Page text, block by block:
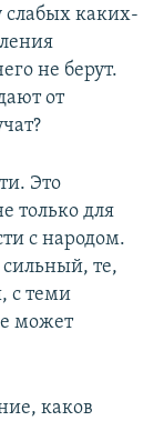
слабых каких-
не берут.
от
Это
только для
с народом.
те,
с теми
может
каков